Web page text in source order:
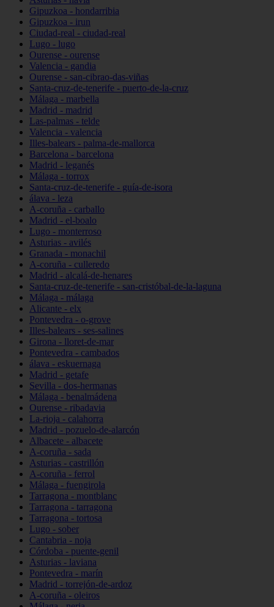
Gipuzkoa - hondarribia
Gipuzkoa - irun
Ciudad-real - ciudad-real
Lugo - lugo
Ourense - ourense
Valencia - gandia
Ourense - san-cibrao-das-viñas
Santa-cruz-de-tenerife - puerto-de-la-cruz
Málaga - marbella
Madrid - madrid
Las-palmas - telde
Valencia - valencia
Illes-balears - palma-de-mallorca
Barcelona - barcelona
Madrid - leganés
Málaga - torrox
Santa-cruz-de-tenerife - guía-de-isora
álava - leza
A-coruña - carballo
Madrid - el-boalo
Lugo - monterroso
Asturias - avilés
Granada - monachil
A-coruña - culleredo
Madrid - alcalá-de-henares
Santa-cruz-de-tenerife - san-cristóbal-de-la-laguna
Málaga - málaga
Alicante - elx
Pontevedra - o-grove
Illes-balears - ses-salines
Girona - lloret-de-mar
Pontevedra - cambados
álava - eskuernaga
Madrid - getafe
Sevilla - dos-hermanas
Málaga - benalmádena
Ourense - ribadavia
La-rioja - calahorra
Madrid - pozuelo-de-alarcón
Albacete - albacete
A-coruña - sada
Asturias - castrillón
A-coruña - ferrol
Málaga - fuengirola
Tarragona - montblanc
Tarragona - tarragona
Tarragona - tortosa
Lugo - sober
Cantabria - noja
Córdoba - puente-genil
Asturias - laviana
Pontevedra - marín
Madrid - torrejón-de-ardoz
A-coruña - oleiros